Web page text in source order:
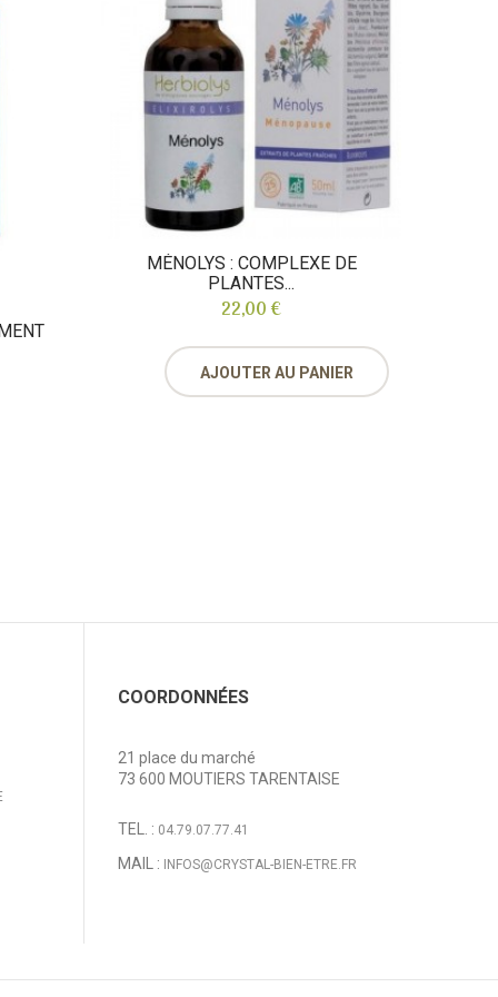
MÉNOLYS : COMPLEXE DE
PLANTES...
22,00 €
AJOUTER AU PANIER
COORDONNÉES
21 place du marché
73 600 MOUTIERS TARENTAISE
TEL. : 04.79.07.77.41
MAIL : INFOS@CRYSTAL-BIEN-ETRE.FR